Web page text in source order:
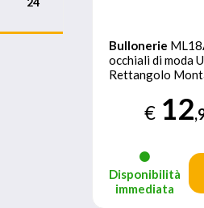
Bullonerie
occhiali di moda
Rettangolo
€ 12
Disponibilità
immediata